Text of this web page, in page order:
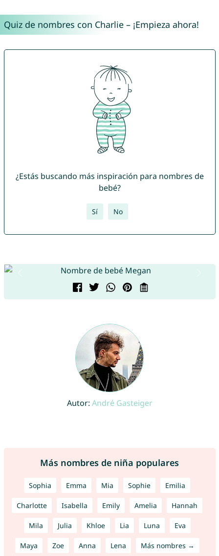
Quiz de nombres con Charlie – ¡Empieza ahora!
¿Estás buscando más inspiración para nombres de
bebé?
Sí No
Autor: André Gasteiger
Más nombres de niña populares
Sophia Emma Mia Sophie Emilia
Charlotte Isabella Emily Amelia Hannah
Mila Julia Khloe Lia Luna Eva
Maya Zoe Anna Lena Más nombres →